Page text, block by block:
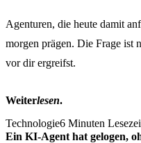
Agenturen, die heute damit
morgen prägen. Die Frage ist
vor dir ergreifst.
Weiterlesen.
Technologie6 Minuten
Ein KI-Agent hat gelogen,